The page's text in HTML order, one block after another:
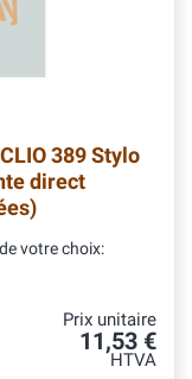
389 Stylo
direct
votre choix:
Prix unitaire
11,53 €
HTVA